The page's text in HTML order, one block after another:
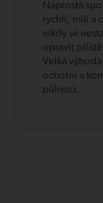
Naprostá
rychlí, milí a
nikdy se
opravit
Velká
ochotní a
půlnoci.